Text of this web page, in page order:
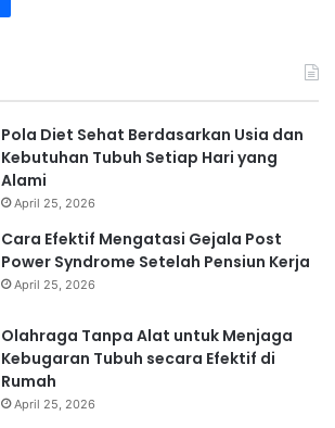
Pola Diet Sehat Berdasarkan Usia dan
Kebutuhan Tubuh Setiap Hari yang
Alami
April 25, 2026
Cara Efektif Mengatasi Gejala Post
Power Syndrome Setelah Pensiun Kerja
April 25, 2026
Olahraga Tanpa Alat untuk Menjaga
Kebugaran Tubuh secara Efektif di
Rumah
April 25, 2026